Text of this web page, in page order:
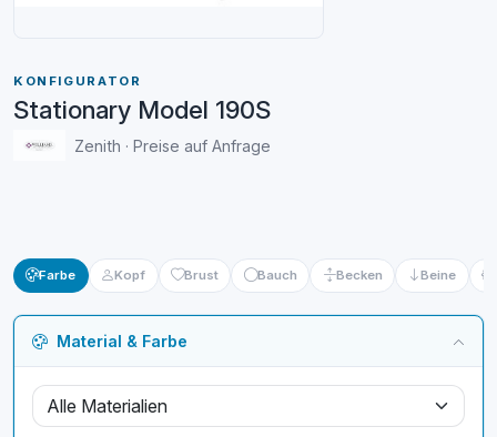
KONFIGURATOR
Stationary Model 190S
Zenith · Preise auf Anfrage
Farbe Kopf Brust Bauch Becken Beine
Material & Farbe